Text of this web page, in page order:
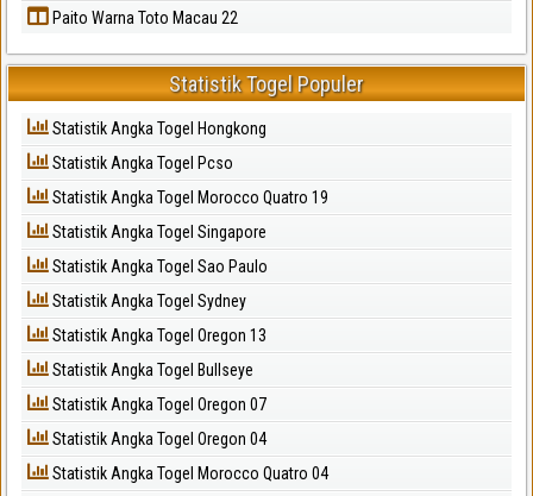
Paito Warna Toto Macau 22
Statistik Togel Populer
Statistik Angka Togel Hongkong
Statistik Angka Togel Pcso
Statistik Angka Togel Morocco Quatro 19
Statistik Angka Togel Singapore
Statistik Angka Togel Sao Paulo
Statistik Angka Togel Sydney
Statistik Angka Togel Oregon 13
Statistik Angka Togel Bullseye
Statistik Angka Togel Oregon 07
Statistik Angka Togel Oregon 04
Statistik Angka Togel Morocco Quatro 04